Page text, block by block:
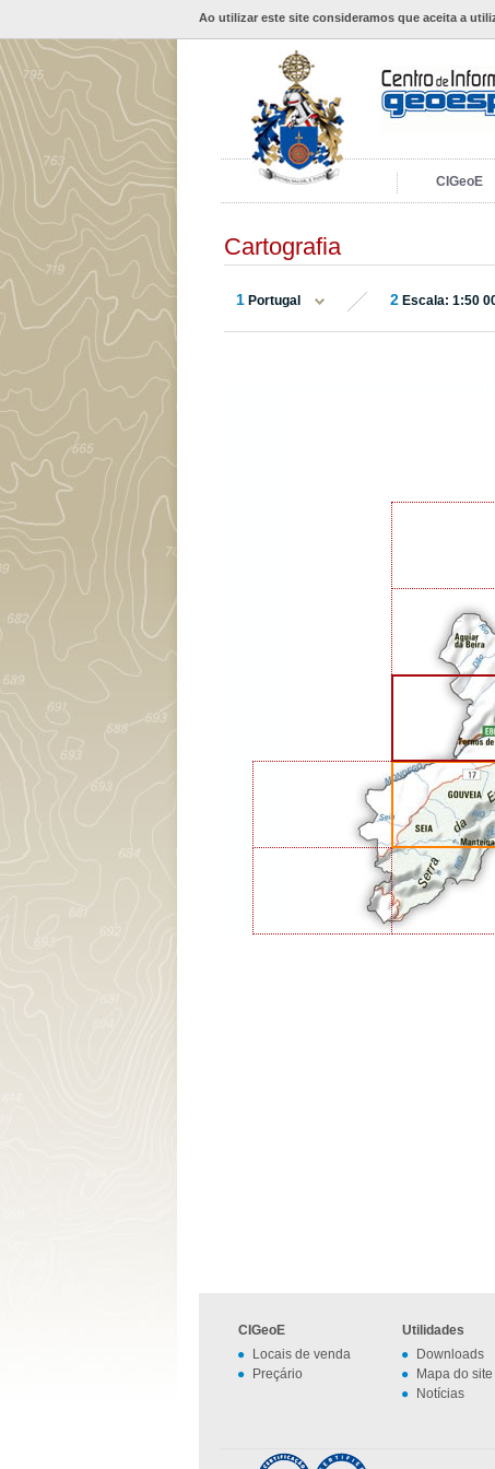
Ao utilizar este site consideramos que aceita a
CIGeoE
Cartografia
1 Portugal 2 Escala: 1:50
CIGeoE
Locais de venda
Preçário
Utilidades
Downloads
Mapa do site
Notícias